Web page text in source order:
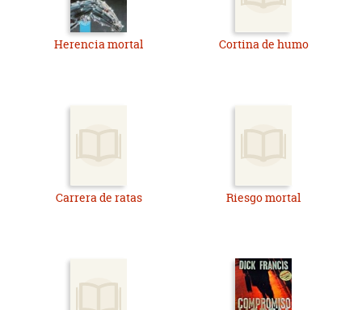
Herencia mortal Cortina de humo
Carrera de ratas Riesgo mortal